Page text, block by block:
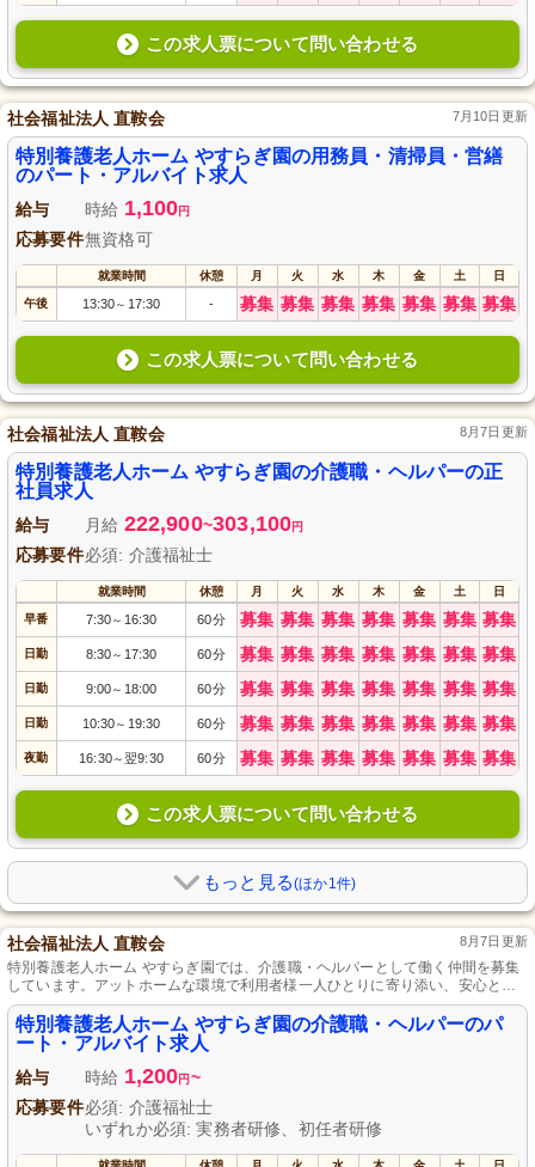
この求人票について問い合わせる
社会福祉法人 直鞍会 7月10日更新
特別養護老人ホーム やすらぎ園の用務員・清掃員・営繕
のパート・アルバイト求人
給与 時給 1,100円
応募要件無資格可
就業時間 休憩 月 火 水 木 金 土 日
午後 13:30～ 17:30 - 募集 募集 募集 募集 募集 募集 募集
この求人票について問い合わせる
社会福祉法人 直鞍会 8月7日更新
特別養護老人ホーム やすらぎ園の介護職・ヘルパーの正
社員求人
給与 月給 222,900~303,100円
応募要件必須: 介護福祉士
就業時間 休憩 月 火 水 木 金 土 日
早番 7:30～ 16:30 60分 募集 募集 募集 募集 募集 募集 募集
日勤 8:30～ 17:30 60分 募集 募集 募集 募集 募集 募集 募集
日勤 9:00～ 18:00 60分 募集 募集 募集 募集 募集 募集 募集
日勤 10:30～ 19:30 60分 募集 募集 募集 募集 募集 募集 募集
夜勤 16:30～翌9:30 60分 募集 募集 募集 募集 募集 募集 募集
この求人票について問い合わせる
もっと見る(ほか1件)
社会福祉法人 直鞍会 8月7日更新
特別養護老人ホーム やすらぎ園では、介護職・ヘルパーとして働く仲間を募集
しています。アットホームな環境で利用者様一人ひとりに寄り添い、安心とや
すらぎを提供するお仕事です。資格や経験不問、パート・アルバイトでの柔軟
な勤務形態が可能。地域に根ざした温かい施設で、あなたの力を活かしません
か？ご応募お待ちしております。
特別養護老人ホーム やすらぎ園の介護職・ヘルパーのパ
ート・アルバイト求人
給与 時給 1,200円 ~
応募要件必須: 介護福祉士
いずれか必須: 実務者研修、初任者研修